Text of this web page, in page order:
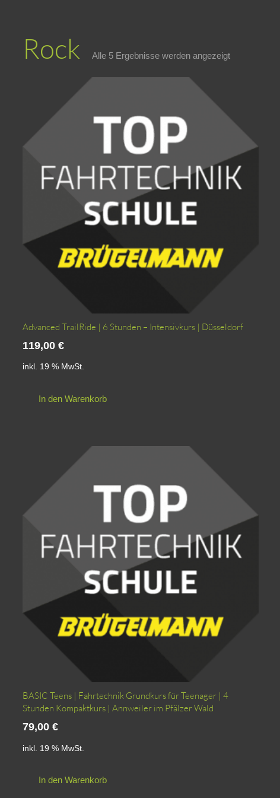
Rock Alle 5 Ergebnisse werden angezeigt
Advanced TrailRide | 6 Stunden – Intensivkurs | Düsseldorf
119,00 €
inkl. 19 % MwSt.
In den Warenkorb
BASIC Teens | Fahrtechnik Grundkurs für Teenager | 4
Stunden Kompaktkurs | Annweiler im Pfälzer Wald
79,00 €
inkl. 19 % MwSt.
In den Warenkorb